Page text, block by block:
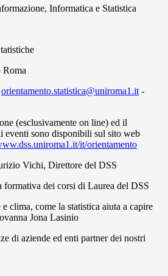
Informatica e Statistica
Roma
orientamento.statistica@uniroma1.it -
(esclusivamente on line) ed il
eventi sono disponibili sul sito web
it/orientamento
Vichi, Direttore del DSS
formativa dei corsi di Laurea del DSS
clima, come la statistica aiuta a capire
Jona Lasinio
di aziende ed enti partner dei nostri